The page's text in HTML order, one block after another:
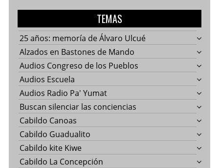
TEMAS
25 años: memoría de Álvaro Ulcué
Alzados en Bastones de Mando
Audios Congreso de los Pueblos
Audios Escuela
Audios Radio Pa' Yumat
Buscan silenciar las conciencias
Cabildo Canoas
Cabildo Guadualito
Cabildo kite Kiwe
Cabildo La Concepción